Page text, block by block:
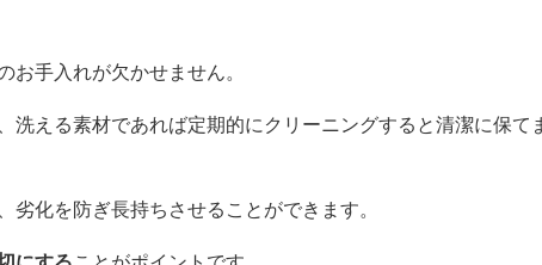
手入れが欠かせません。
える素材であれば定期的にクリーニングすると清潔に保て
化を防ぎ長持ちさせることができます。